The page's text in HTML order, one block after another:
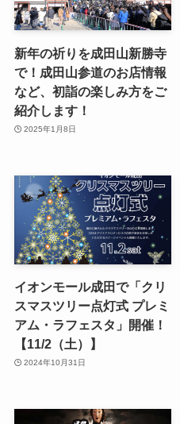
新年の祈りを成田山新勝寺
で！成田山参道のお店情報
など、初詣の楽しみ方をご
紹介します！
2025年1月8日
イオンモール成田で「クリ
スマスツリー点灯式 プレミ
アム・ラフェスタ」開催！
【11/2（土）】
2024年10月31日